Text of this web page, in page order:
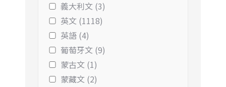
義大利文 (3)
英文 (1118)
英語 (4)
葡萄牙文 (9)
蒙古文 (1)
蒙藏文 (2)